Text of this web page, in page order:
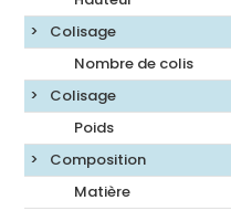
Colisage
Nombre de colis
Colisage
Poids
Composition
Matière